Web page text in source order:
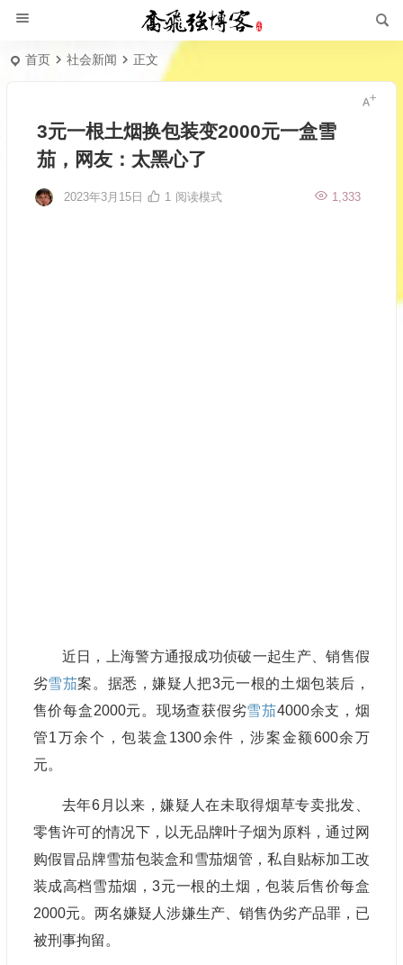
首页 社会新闻 正文
3元一根土烟换包装变2000元一盒雪
茄，网友：太黑心了
2023年3月15日 1,333
1 阅读模式
近日，上海警方通报成功侦破一起生产、销售假
劣雪茄案。据悉，嫌疑人把3元一根的土烟包装后，
售价每盒2000元。现场查获假劣雪茄4000余支，烟
管1万余个，包装盒1300余件，涉案金额600余万
元。
去年6月以来，嫌疑人在未取得烟草专卖批发、
零售许可的情况下，以无品牌叶子烟为原料，通过网
购假冒品牌雪茄包装盒和雪茄烟管，私自贴标加工改
装成高档雪茄烟，3元一根的土烟，包装后售价每盒
2000元。两名嫌疑人涉嫌生产、销售伪劣产品罪，已
被刑事拘留。